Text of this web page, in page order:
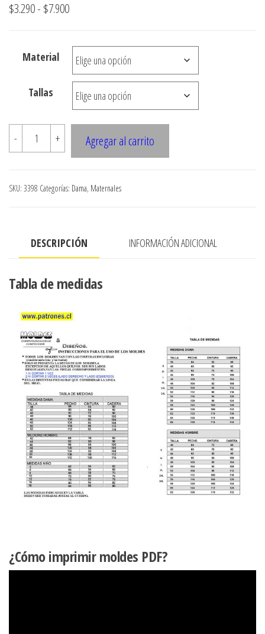
$3.290- $7.900Rango
precios:
desde
$3.290
hasta
$7.900
Material
Tallas
-
3398
Pantalon
pata
+ Agregar al carrito
SKU: 3398 Categorías: Dama, Maternales
DESCRIPCIÓN INFORMACIÓN ADICIONAL
Tabla de medidas
¿Cómo imprimir moldes PDF?